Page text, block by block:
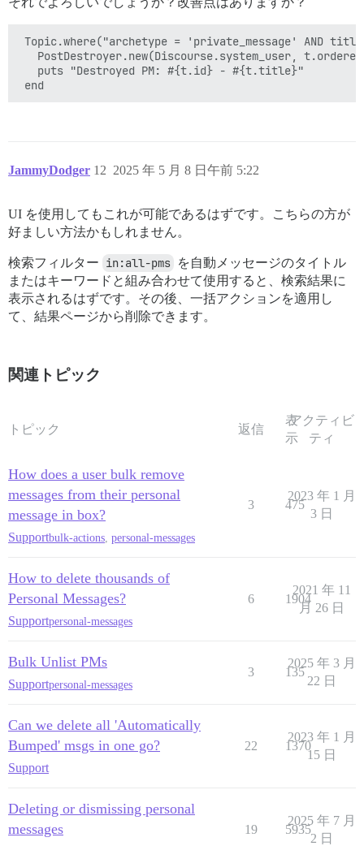
Topic.where("archetype = 'private_message' AND
PostDestroyer.new(Discourse.system_user,
   puts "Destroyed PM: #{t.id} - #{t.title}"
JammyDodger 2025 年 5 月 8 日午前 5:22
12
UI を使用してもこれが可能であるはずです。こちらの方が
好ましい方法かもしれません。
検索フィルター in:all-pms を自動メッセージのタイトル
またはキーワードと組み合わせて使用すると、検索結果に
表示されるはずです。その後、一括アクションを適用し
て、結果ページから削除できます。
関連トピック
トピック 返信
表
示
アクティビ
ティ
How does a user bulk remove
messages from their personal
message in box?
Supportbulk-actions personal-messages
3 475
2023 年 1 月
3 日
How to delete thousands of
Personal Messages?
Supportpersonal-messages
6 1904
2021 年 11
月 26 日
Bulk Unlist PMs
Supportpersonal-messages
3 135
2025 年 3 月
22 日
Can we delete all 'Automatically
Bumped' msgs in one go?
Support
22 1370
2023 年 1 月
15 日
Deleting or dismissing personal
messages
19 5935
2025 年 7 月
2 日